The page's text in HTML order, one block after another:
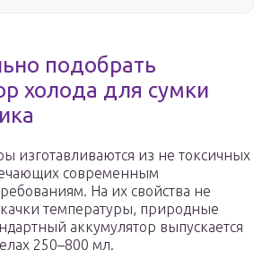
подобрать
холода для сумки
изготавливаются из не токсичных
современным
На их свойства не
температуры, природные
аккумулятор выпускается
250–800 мл.